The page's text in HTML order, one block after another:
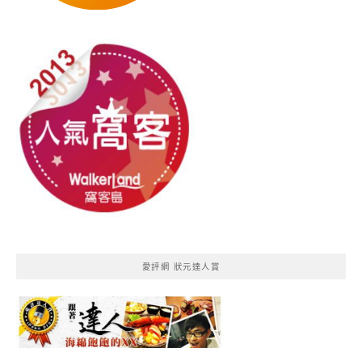
愛評網 狀元達人賞